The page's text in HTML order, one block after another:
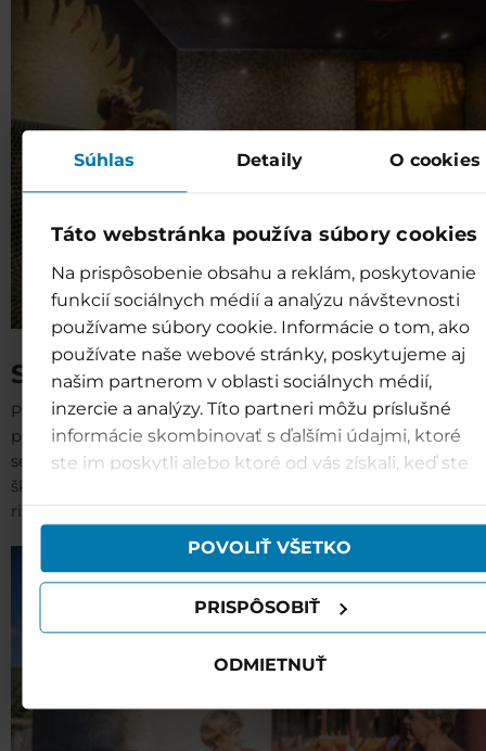
Súhlas Detaily O cookies
Táto webstránka používa súbory cookies
Na prispôsobenie obsahu a reklám, poskytovanie
funkcií sociálnych médií a analýzu návštevnosti
používame súbory cookie. Informácie o tom, ako
používate naše webové stránky, poskytujeme aj
našim partnerom v oblasti sociálnych médií,
inzercie a analýzy. Títo partneri môžu príslušné
informácie skombinovať s ďalšími údajmi, ktoré
ste im poskytli alebo ktoré od vás získali, keď ste
POVOLIŤ VŠETKO
PRISPÔSOBIŤ
ODMIETNUŤ
Saunový svět
Příjemné teplo suchých nebo vlhkých saun, které je
pro dýchací ústrojí a také pro detoxikaci pokožky. Póry
se během horkých návalů teplého vzduchu otvírají a
škodlivé látky vyplavují. Doporučujeme též navštívit
rituály, jejichž součástí jsou například omlazující peelingy.